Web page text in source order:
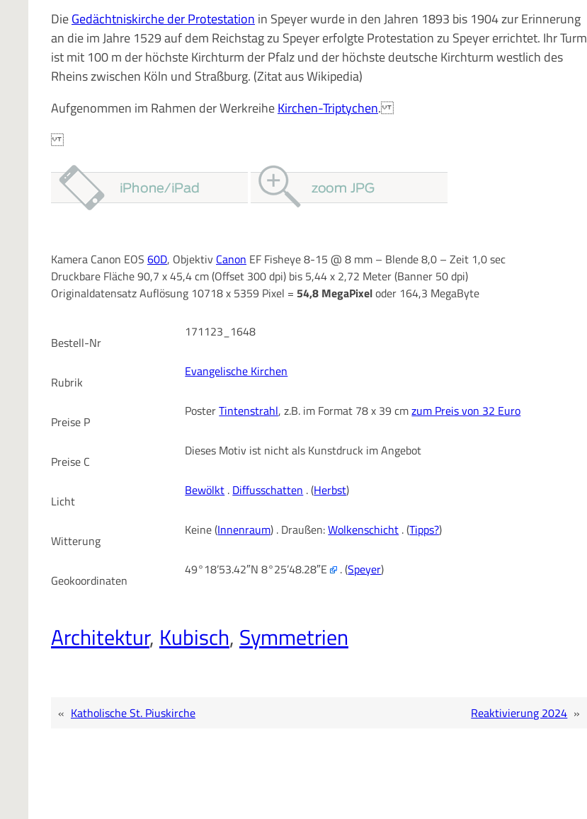
DieGedächtniskirche der Protestation in Speyer wurde in den Jahren 1893 bis 1904 zur Erinnerung
an die im Jahre 1529 auf dem Reichstag zu Speyer erfolgte Protestation zu Speyer errichtet. Ihr Turm
ist mit 100 m der höchste Kirchturm der Pfalz und der höchste deutsche Kirchturm westlich des
Rheins zwischen Köln und Straßburg. (Zitat aus Wikipedia)
Aufgenommen im Rahmen der WerkreiheKirchen-Triptychen.
Kamera Canon EOS 60D, Objektiv Canon EF Fisheye 8-15 @ 8 mm – Blende 8,0 – Zeit 1,0 sec
Druckbare Fläche 90,7 x 45,4 cm (Offset 300 dpi) bis 5,44 x 2,72 Meter (Banner 50 dpi)
Originaldatensatz Auflösung 10718 x 5359 Pixel = 54,8 MegaPixeloder 164,3 MegaByte
Bestell-Nr
171123_1648
Rubrik
Evangelische Kirchen
Preise P
PosterTintenstrahl, z.B. im Format 78 x 39 cmzum Preis von 32 Euro
Preise C
Dieses Motiv ist nicht als Kunstdruck im Angebot
Licht
Bewölkt . Diffusschatten . (Herbst)
Witterung
Keine (Innenraum) . Draußen:Wolkenschicht . (Tipps?)
Geokoordinaten
49°18’53.42″N 8°25’48.28″E . (Speyer)
Architektur, Kubisch, Symmetrien
« Katholische St. Piuskirche Reaktivierung 2024 »